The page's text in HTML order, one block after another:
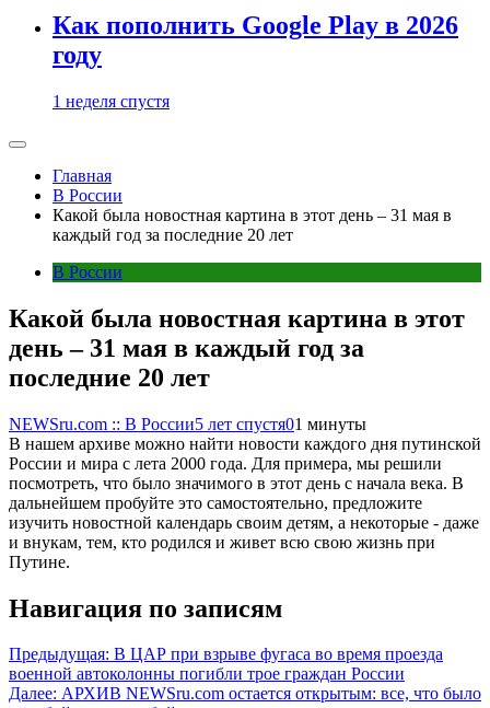
Как пополнить Google Play в 2026
году
1 неделя спустя
Главная
В России
Какой была новостная картина в этот день – 31 мая в
каждый год за последние 20 лет
В России
Какой была новостная картина в этот
день – 31 мая в каждый год за
последние 20 лет
NEWSru.com :: В России5 лет спустя01 минуты
В нашем архиве можно найти новости каждого дня путинской
России и мира с лета 2000 года. Для примера, мы решили
посмотреть, что было значимого в этот день с начала века. В
дальнейшем пробуйте это самостоятельно, предложите
изучить новостной календарь своим детям, а некоторые - даже
и внукам, тем, кто родился и живет всю свою жизнь при
Путине.
Навигация по записям
Предыдущая: В ЦАР при взрыве фугаса во время проезда
военной автоколонны погибли трое граждан России
Далее: АРХИВ NEWSru.com остается открытым: все, что было